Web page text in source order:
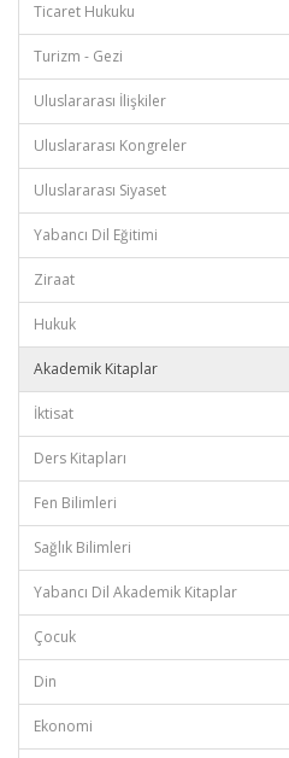
Ticaret Hukuku
Turizm - Gezi
Uluslararası İlişkiler
Uluslararası Kongreler
Uluslararası Siyaset
Yabancı Dil Eğitimi
Ziraat
Hukuk
Akademik Kitaplar
İktisat
Ders Kitapları
Fen Bilimleri
Sağlık Bilimleri
Yabancı Dil Akademik Kitaplar
Çocuk
Din
Ekonomi